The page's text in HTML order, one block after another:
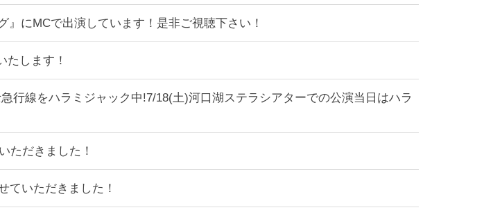
にMCで出演しています！是非ご視聴下さい！
たします！
行線をハラミジャック中!7/18(土)河口湖ステラシアターでの公演当日はハラ
ただきました！
ていただきました！